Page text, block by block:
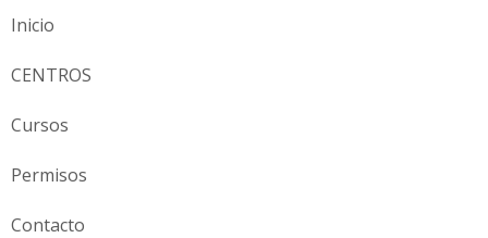
Inicio
CENTROS
Cursos
Permisos
Contacto